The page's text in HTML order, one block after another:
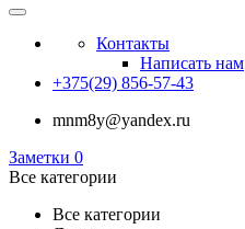
Контакты
Написать нам
+375(29) 856-57-43
mnm8y@yandex.ru
Заметки 0
Все категории
Все категории